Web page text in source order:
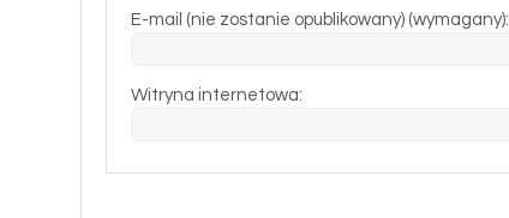
E-mail (nie zostanie opublikowany) (wymagany):
Witryna internetowa: